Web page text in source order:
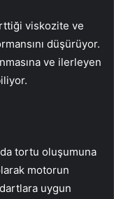
viskozite ve
düşürüyor.
ve ilerleyen
tortu oluşumuna
motorun
uygun